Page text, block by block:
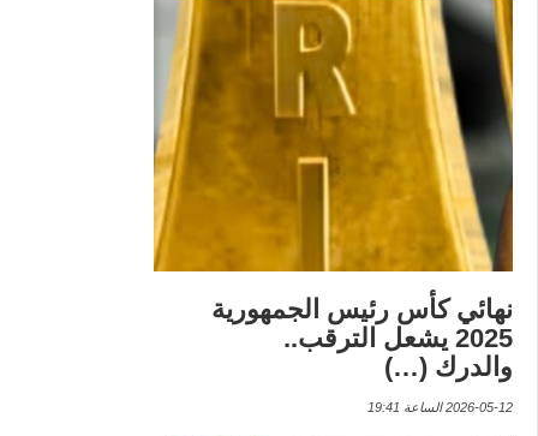
نهائي كأس رئيس الجمهورية
2025 يشعل الترقب..
والدرك (…)
2026-05-12 الساعة 19:41